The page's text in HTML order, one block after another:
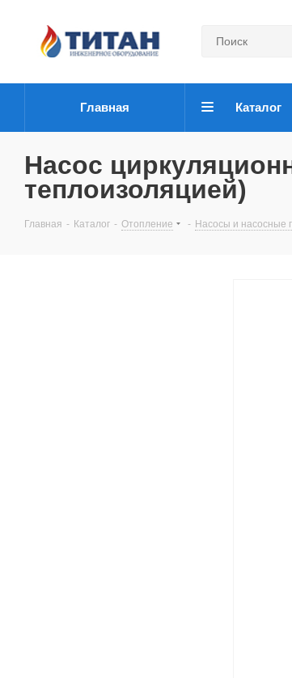
Главная Каталог
Насос
теплоизоляцией)
Главная - Каталог - Отопление - Насосы и насосные